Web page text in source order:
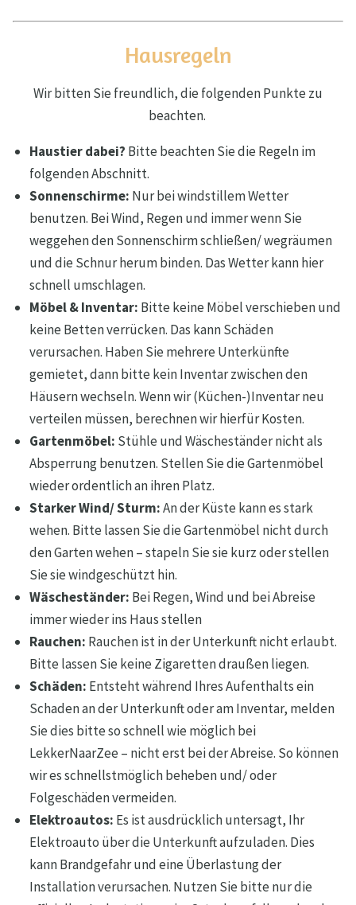
Hausregeln
Wir bitten Sie freundlich, die folgenden Punkte zu
beachten.
Haustier dabei? Bitte beachten Sie die Regeln im
folgenden Abschnitt.
Sonnenschirme: Nur bei windstillem Wetter
benutzen. Bei Wind, Regen und immer wenn Sie
weggehen den Sonnenschirm schließen/ wegräumen
und die Schnur herum binden. Das Wetter kann hier
schnell umschlagen.
Möbel & Inventar: Bitte keine Möbel verschieben und
keine Betten verrücken. Das kann Schäden
verursachen. Haben Sie mehrere Unterkünfte
gemietet, dann bitte kein Inventar zwischen den
Häusern wechseln. Wenn wir (Küchen-)Inventar neu
verteilen müssen, berechnen wir hierfür Kosten.
Gartenmöbel: Stühle und Wäscheständer nicht als
Absperrung benutzen. Stellen Sie die Gartenmöbel
wieder ordentlich an ihren Platz.
Starker Wind/ Sturm:An der Küste kann es stark
wehen. Bitte lassen Sie die Gartenmöbel nicht durch
den Garten wehen – stapeln Sie sie kurz oder stellen
Sie sie windgeschützt hin.
Wäscheständer: Bei Regen, Wind und bei Abreise
immer wieder ins Haus stellen
Rauchen: Rauchen ist in der Unterkunft nicht erlaubt.
Bitte lassen Sie keine Zigaretten draußen liegen.
Schäden: Entsteht während Ihres Aufenthalts ein
Schaden an der Unterkunft oder am Inventar, melden
Sie dies bitte so schnell wie möglich bei
LekkerNaarZee – nicht erst bei der Abreise. So können
wir es schnellstmöglich beheben und/ oder
Folgeschäden vermeiden.
Elektroautos: Es ist ausdrücklich untersagt, Ihr
Elektroauto über die Unterkunft aufzuladen. Dies
kann Brandgefahr und eine Überlastung der
Installation verursachen. Nutzen Sie bitte nur die